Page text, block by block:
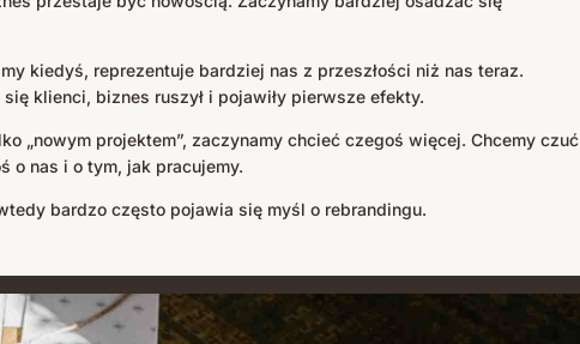
kiedyś, reprezentuje bardziej nas z przeszłości niż nas teraz.
klienci, biznes ruszył i pojawiły pierwsze efekty.
„nowym projektem”, zaczynamy chcieć czegoś więcej. Chcemy czuć
o nas i o tym, jak pracujemy.
bardzo często pojawia się myśl o rebrandingu.